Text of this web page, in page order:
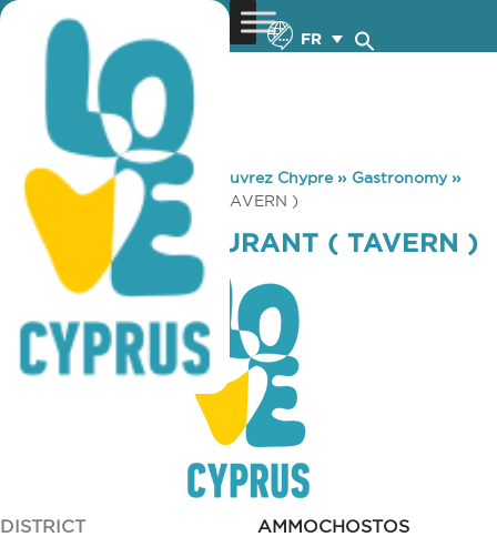
FR
You are here: Home »Découvrez Chypre» Gastronomy»
MANGAS RESTAURANT ( TAVERN )
MANGAS RESTAURANT ( TAVERN )
DISTRICT
AMMOCHOSTOS